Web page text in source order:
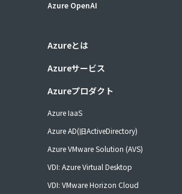
Azure OpenAI
Azureとは
Azureサービス
Azureプロダクト
Azure IaaS
Azure AD(旧ActiveDirectory)
Azure VMware Solution (AVS)
VDI: Azure Virtual Desktop
VDI: VMware Horizon Cloud